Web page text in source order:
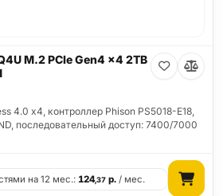
M.2 PCIe Gen4 x4 2TB
4.0 x4, контроллер Phison PS5018-E18,
последовательный доступ: 7400/7000
на 12 мес.:124,37 р. / мес.